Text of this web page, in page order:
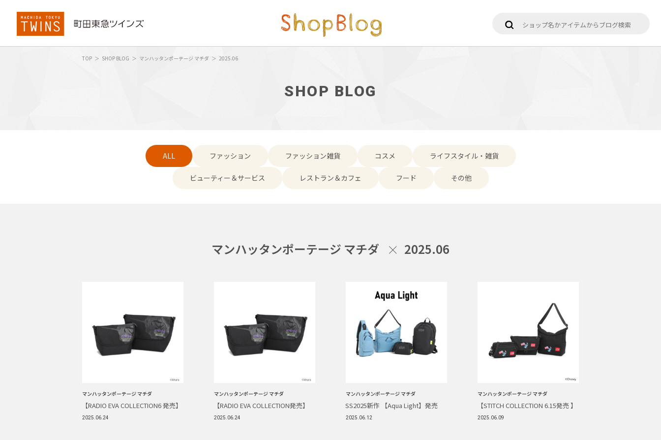
TOP SHOP BLOG マンハッタンポーテージ マチダ 2025.06
SHOP BLOG
ALL ファッション ファッション雑貨 コスメ ライフスタイル・雑貨
ビューティー＆サービス レストラン＆カフェ フード その他
マンハッタンポーテージ マチダ 2025.06
マンハッタンポーテージ マチダ
【RADIO EVA COLLECTION6 発売】
2025.06.24
マンハッタンポーテージ マチダ
【RADIO EVA COLLECTION発売】
2025.06.24
マンハッタンポーテージ マチダ
SS2025新作 【Aqua Light】発売
2025.06.12
マンハッタンポーテージ マチダ
【STITCH COLLECTION 6.15発売 】
2025.06.09